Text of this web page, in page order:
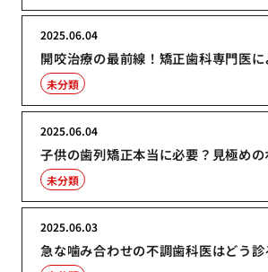
開咬治療の最前線！矯正歯科専門医
2025.06.04
未分類
子供の歯列矯正本当に必要？見極め
2025.06.04
未分類
急な噛み合わせの不調歯科医はどう診
2025.06.03